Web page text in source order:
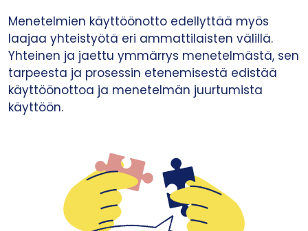
Menetelmien käyttöönotto edellyttää myös
laajaa yhteistyötä eri ammattilaisten välillä.
Yhteinen ja jaettu ymmärrys menetelmästä, sen
tarpeesta ja prosessin etenemisestä edistää
käyttöönottoa ja menetelmän juurtumista
käyttöön.